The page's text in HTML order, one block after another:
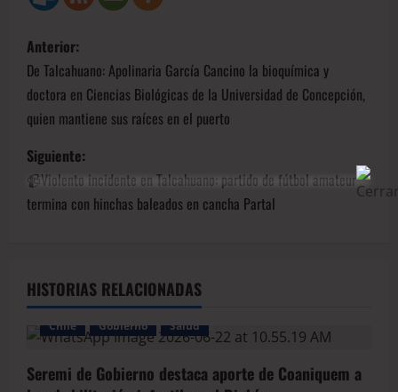
Anterior:
De Talcahuano: Apolinaria García Cancino la bioquímica y
doctora en Ciencias Biológicas de la Universidad de Concepción,
quien mantiene sus raíces en el puerto
Siguiente:
📹Violento incidente en Talcahuano: partido de fútbol amateur
termina con hinchas baleados en cancha Partal
HISTORIAS RELACIONADAS
Chile Gobierno Salud
Seremi de Gobierno destaca aporte de Coaniquem a